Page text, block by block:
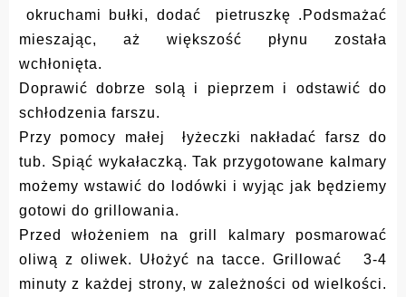
okruchami bułki, dodać pietruszkę .Podsmażać
mieszając, aż większość płynu została
wchłonięta.
Doprawić dobrze solą i pieprzem i odstawić do
schłodzenia farszu.
Przy pomocy małej łyżeczki nakładać farsz do
tub. Spiąć wykałaczką. Tak przygotowane kalmary
możemy wstawić do lodówki i wyjąc jak będziemy
gotowi do grillowania.
Przed włożeniem na grill kalmary posmarować
oliwą z oliwek. Ułożyć na tacce. Grillować 3-4
minuty z każdej strony, w zależności od wielkości.